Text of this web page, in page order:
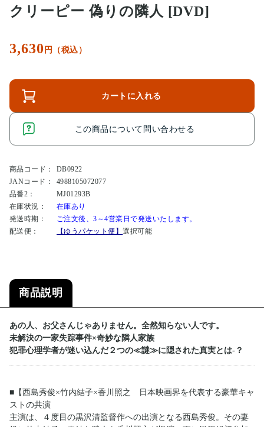
クリーピー 偽りの隣人 [DVD]
3,630 円（税込）
カートに入れる
この商品について問い合わせる
商品コード：
DB0922
JANコード：
4988105072077
品番2：
MJ01293B
在庫状況：
在庫あり
発送時期：
ご注文後、3～4営業日で発送いたします。
配送便：
【ゆうパケット便】選択可能
商品説明
あの人、お父さんじゃありません。全然知らない人です。
未解決の一家失踪事件×奇妙な隣人家族
犯罪心理学者が迷い込んだ２つの≪謎≫に隠された真実とは-？
■【西島秀俊×竹内結子×香川照之 日本映画界を代表する豪華キャ
ストの共演
主演は、４度目の黒沢清監督作への出演となる西島秀俊。その妻